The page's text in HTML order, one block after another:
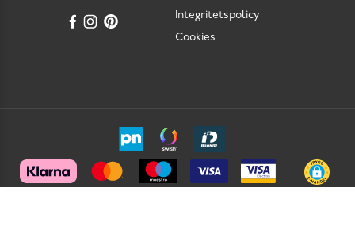
Integritetspolicy
Cookies